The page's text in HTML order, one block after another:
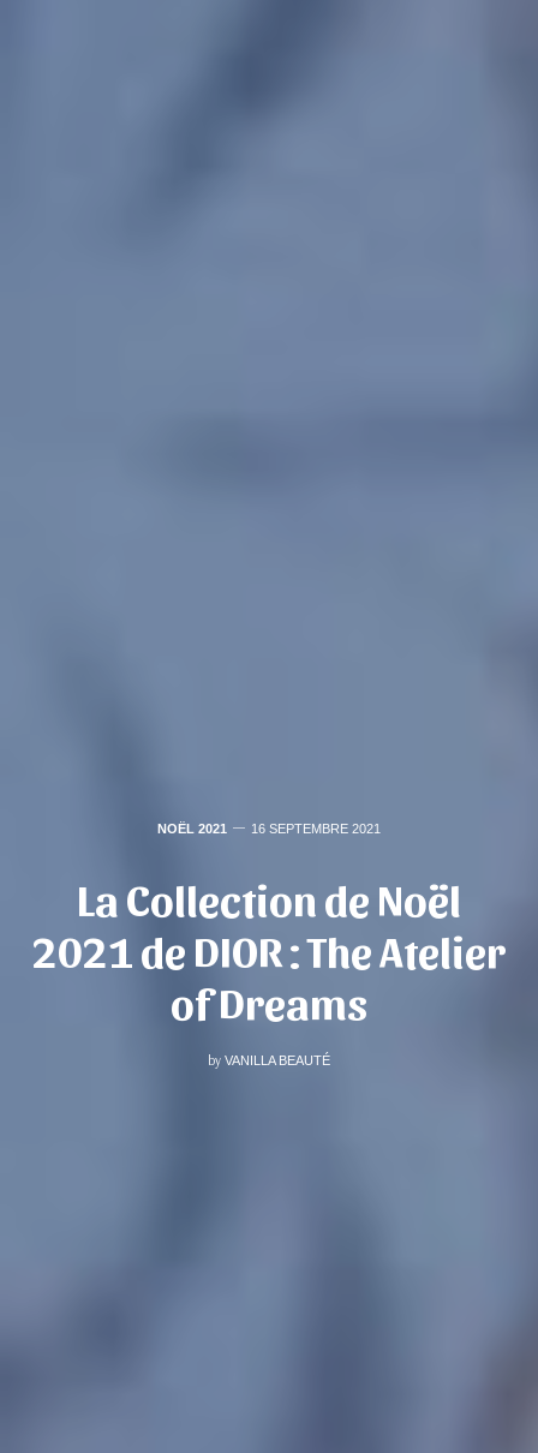
NOËL 2021 16 SEPTEMBRE 2021
La Collection de Noël
2021 de DIOR : The Atelier
of Dreams
by VANILLA BEAUTÉ